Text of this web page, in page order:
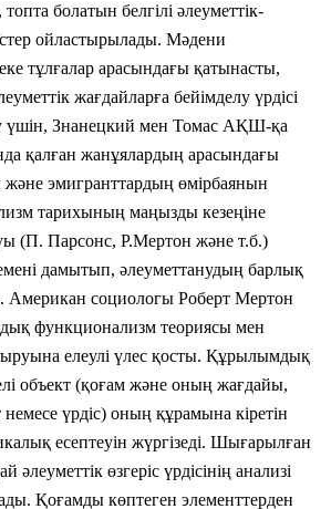
болатын белгілі әлеуметтік-
ойластырылады. Мәдени
тұлғалар арасындағы қатынасты,
жағдайларға бейімделу үрдісі
үшін, Знанецкий мен Томас АҚШ-қа
қалған жанұялардың арасындағы
эмигранттардың өмірбаянын
тарихының маңызды кезеңіне
(П. Парсонс, Р.Мертон және т.б.)
дамытып, әлеуметтанудың барлық
Американ социологы Роберт Мертон
функционализм теориясы мен
елеулі үлес қосты. Құрылымдық
объект (қоғам және оның жағдайы,
немесе үрдіс) оның құрамына кіретін
есептеуін жүргізеді. Шығарылған
әлеуметтік өзгеріс үрдісінің анализі
Қоғамды көптеген элементтерден